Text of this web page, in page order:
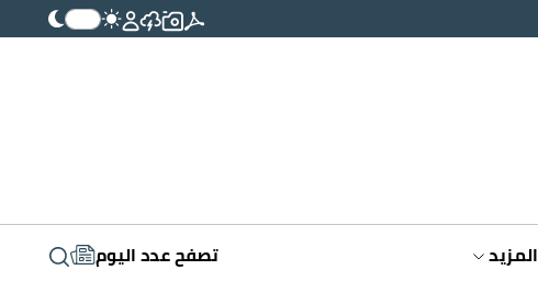
المزيد تصفح عدد اليوم